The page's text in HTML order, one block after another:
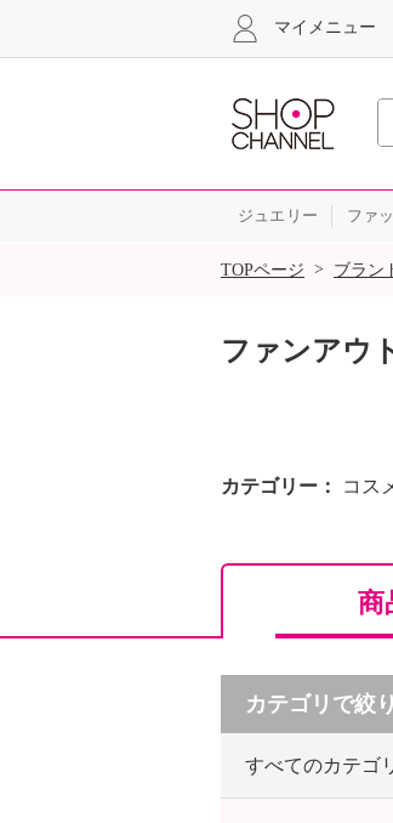
マイメニュー
ジュエリー ファ
SALE
TOPページ > ブラン
ファンアウ
カテゴリー コス
商
カテゴリで絞
すべてのカテゴ